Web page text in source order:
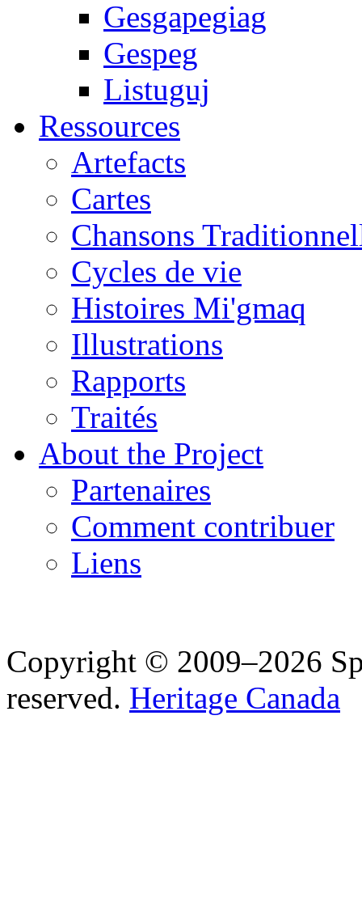
Gesgapegiag
Gespeg
Listuguj
Ressources
Artefacts
Cartes
Chansons
Cycles de vie
Histoires Mi'gmaq
Illustrations
Rapports
Traités
About the Project
Partenaires
Comment contribuer
Liens
Copyright © 2009–2026
reserved. Heritage Canada